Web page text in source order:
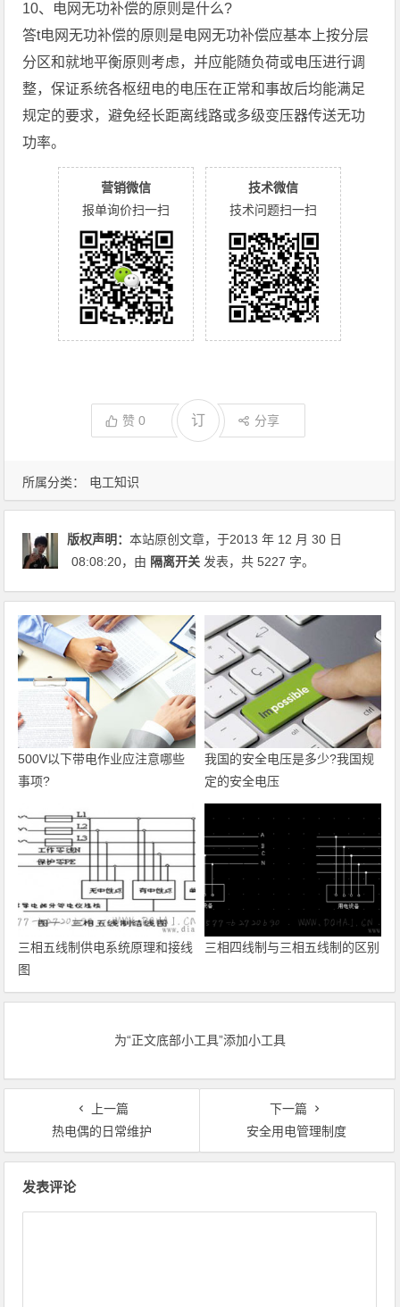
所属分类： 电工知识
10、电网无功补偿的原则是什么?
答t电网无功补偿的原则是电网无功补偿应基本上按分层
分区和就地平衡原则考虑，并应能随负荷或电压进行调
整，保证系统各枢纽电的电压在正常和事故后均能满足
规定的要求，避免经长距离线路或多级变压器传送无功
功率。
营销微信
报单询价扫一扫
技术微信
技术问题扫一扫
赞0 订 分享
版权声明：本站原创文章，于2013 年 12 月 30 日
08:08:20，由 隔离开关 发表，共 5227 字。
500V以下带电作业应注意哪些
事项?
我国的安全电压是多少?我国规
定的安全电压
三相五线制供电系统原理和接线
图
三相四线制与三相五线制的区别
为“正文底部小工具”添加小工具
上一篇
热电偶的日常维护
下一篇
安全用电管理制度
发表评论